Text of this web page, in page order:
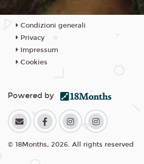
Condizioni generali
Privacy
Impressum
Cookies
Powered by
© 18Months, 2026. All rights reserved